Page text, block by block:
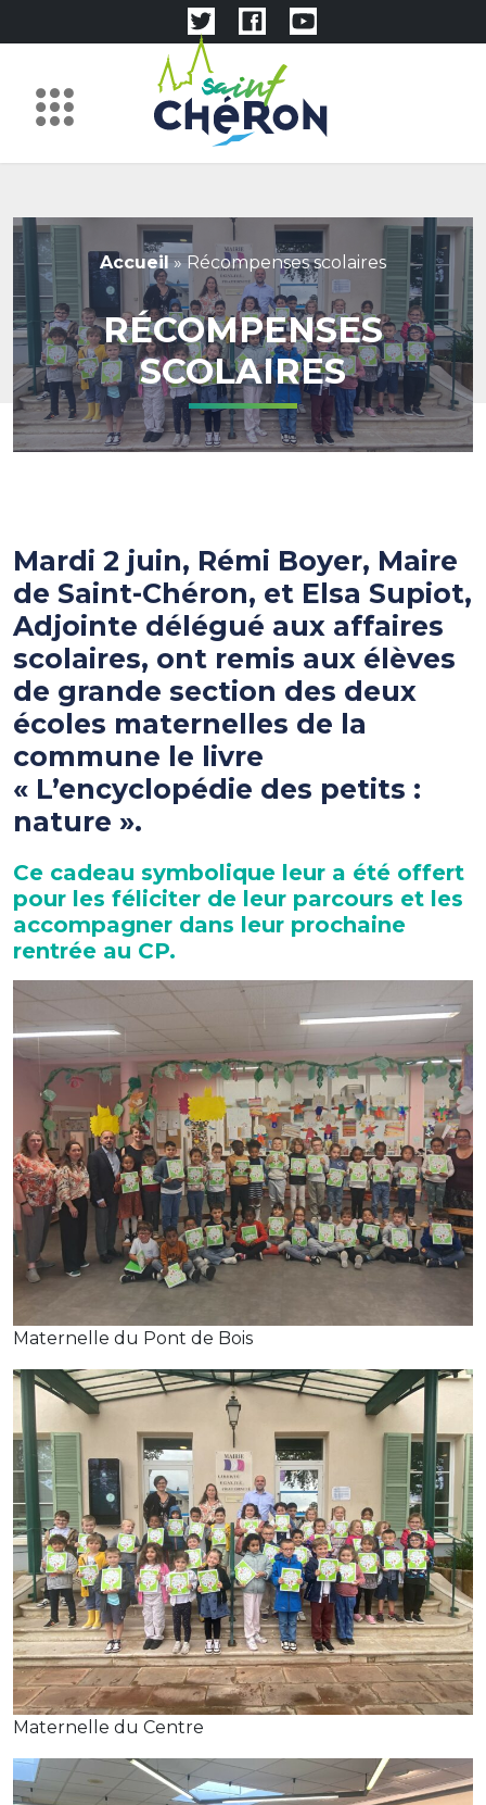
Accueil» Récompenses scolaires
RÉCOMPENSES
SCOLAIRES
Mardi 2 juin, Rémi Boyer, Maire
de Saint-Chéron, et Elsa Supiot,
Adjointe délégué aux affaires
scolaires, ont remis aux élèves
de grande section des deux
écoles maternelles de la
commune le livre
« L’encyclopédie des petits :
nature ».
Ce cadeau symbolique leur a été offert
pour les féliciter de leur parcours et les
accompagner dans leur prochaine
rentrée au CP.
Maternelle du Pont de Bois
Maternelle du Centre